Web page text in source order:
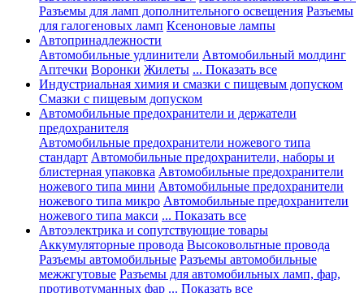
Разъемы для ламп дополнительного освещения Разъемы
для галогеновых ламп Ксеноновые лампы
Автопринадлежности
Автомобильные удлинители Автомобильный молдинг
Аптечки Воронки Жилеты ... Показать все
Индустриальная химия и смазки с пищевым допуском
Смазки с пищевым допуском
Автомобильные предохранители и держатели
предохранителя
Автомобильные предохранители ножевого типа
стандарт Автомобильные предохранители, наборы и
блистерная упаковка Автомобильные предохранители
ножевого типа мини Автомобильные предохранители
ножевого типа микро Автомобильные предохранители
ножевого типа макси ... Показать все
Автоэлектрика и сопутствующие товары
Аккумуляторные провода Высоковольтные провода
Разъемы автомобильные Разъемы автомобильные
межжгутовые Разъемы для автомобильных ламп, фар,
противотуманных фар ... Показать все